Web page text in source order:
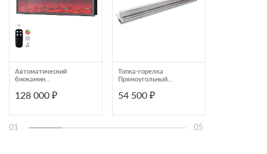
Автоматический
биокамин
пультом управления и
Prime 1600
128 000 ₽
Топка-горелка
Прямоугольный
со стеклом (ZeFire)
54 500 ₽
01 05